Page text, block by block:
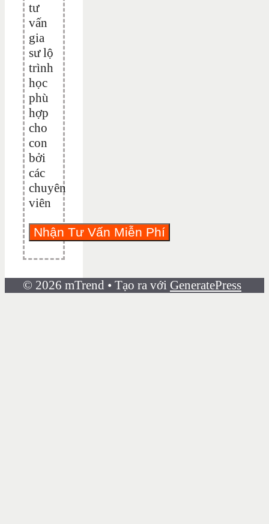
tư
vấn
gia
sư lộ
trình
học
phù
hợp
cho
con
bởi
các
chuyên
viên
© 2026 mTrend • Tạo ra với GeneratePress